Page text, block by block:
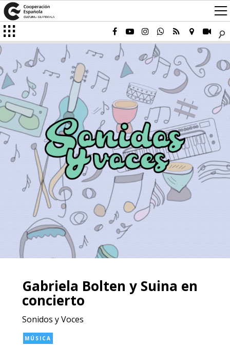
Gabriela Bolten y Suina en
concierto
Sonidos y Voces
MÚSICA